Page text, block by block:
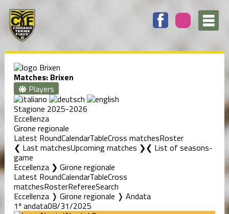
Matches: Brixen
Players
Stagione 2025-2026
Eccellenza
Girone regionale
Latest RoundCalendarTableCross matchesRoster
❮ Last matchesUpcoming matches ❯ List of seasons-
game
Eccellenza ❯ Girone regionale
Latest RoundCalendarTableCross
matchesRosterRefereeSearch
Eccellenza ❭ Girone regionale ❭ Andata
1ª andata08/31/2025